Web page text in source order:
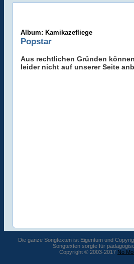
Album: Kamikazefliege
Popstar
Aus rechtlichen Gründen
leider nicht auf unserer Seite
Die ganze Songtexten ist Eigentum und
Songtexten sorgte für
Copyright © 2003-2017 No